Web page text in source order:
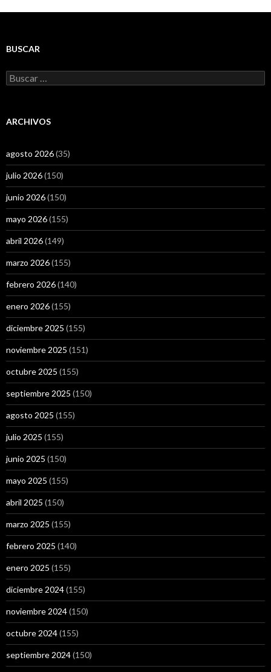
BUSCAR
Buscar:
ARCHIVOS
agosto 2026(35)
julio 2026(150)
junio 2026(150)
mayo 2026(155)
abril 2026(149)
marzo 2026(155)
febrero 2026(140)
enero 2026(155)
diciembre 2025 (155)
noviembre 2025 (151)
octubre 2025 (155)
septiembre 2025 (150)
agosto 2025 (155)
julio 2025 (155)
junio 2025 (150)
mayo 2025 (155)
abril 2025 (150)
marzo 2025 (155)
febrero 2025 (140)
enero 2025 (155)
diciembre 2024(155)
noviembre 2024(150)
octubre 2024(155)
septiembre 2024(150)